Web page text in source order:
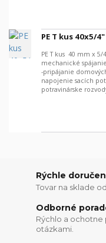
PE T kus 40x5/
PE T kus 40 mm x
mechanické
-pripájanie
napojenie sacích
potravinárske
Rýchle
Tovar na sklade
Odborné
Rýchlo a
otázkami.